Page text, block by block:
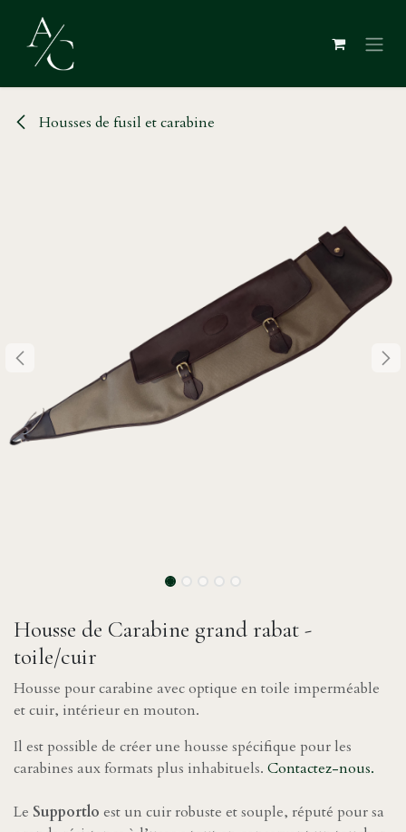
Housses de fusil et carabine
Housse de Carabine grand rabat -
toile/cuir
Housse pour carabine avec optique en toile imperméable
et cuir, intérieur en mouton.
Il est possible de créer une housse spécifique pour les
carabines aux formats plus inhabituels. Contactez-nous.
Le Supportlo est un cuir robuste et souple, réputé pour sa